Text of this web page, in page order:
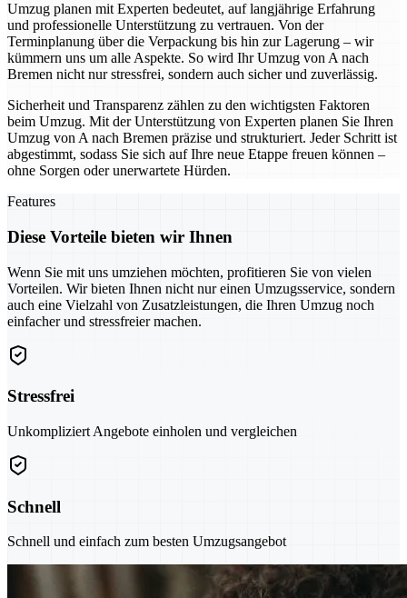
Umzug planen mit Experten bedeutet, auf langjährige Erfahrung
und professionelle Unterstützung zu vertrauen. Von der
Terminplanung über die Verpackung bis hin zur Lagerung – wir
kümmern uns um alle Aspekte. So wird Ihr Umzug von A nach
Bremen nicht nur stressfrei, sondern auch sicher und zuverlässig.
Sicherheit und Transparenz zählen zu den wichtigsten Faktoren
beim Umzug. Mit der Unterstützung von Experten planen Sie Ihren
Umzug von A nach Bremen präzise und strukturiert. Jeder Schritt ist
abgestimmt, sodass Sie sich auf Ihre neue Etappe freuen können –
ohne Sorgen oder unerwartete Hürden.
Features
Diese Vorteile bieten wir Ihnen
Wenn Sie mit uns umziehen möchten, profitieren Sie von vielen
Vorteilen. Wir bieten Ihnen nicht nur einen Umzugsservice, sondern
auch eine Vielzahl von Zusatzleistungen, die Ihren Umzug noch
einfacher und stressfreier machen.
Stressfrei
Unkompliziert Angebote einholen und vergleichen
Schnell
Schnell und einfach zum besten Umzugsangebot